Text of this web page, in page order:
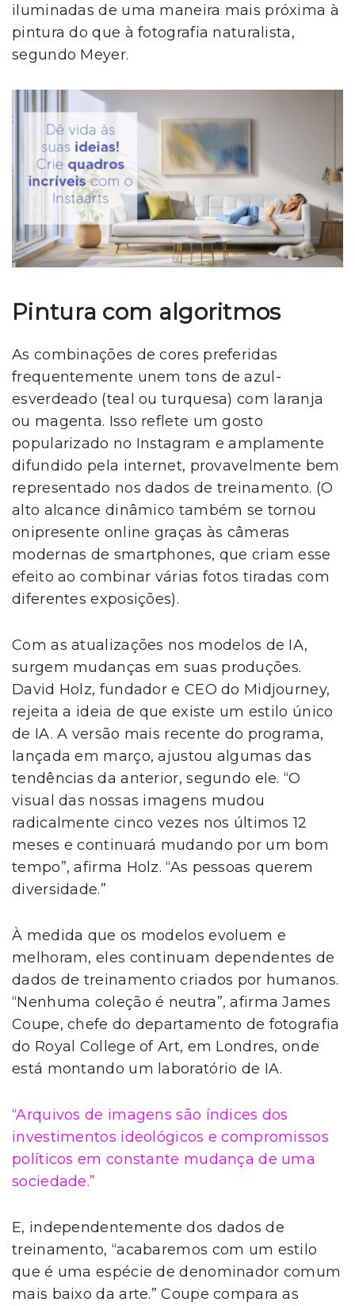
iluminadas de uma maneira mais próxima à
pintura do que à fotografia naturalista,
segundo Meyer.
Pintura com algoritmos
As combinações de cores preferidas
frequentemente unem tons de azul-
esverdeado (teal ou turquesa) com laranja
ou magenta. Isso reflete um gosto
popularizado no Instagram e amplamente
difundido pela internet, provavelmente bem
representado nos dados de treinamento. (O
alto alcance dinâmico também se tornou
onipresente online graças às câmeras
modernas de smartphones, que criam esse
efeito ao combinar várias fotos tiradas com
diferentes exposições).
Com as atualizações nos modelos de IA,
surgem mudanças em suas produções.
David Holz, fundador e CEO do Midjourney,
rejeita a ideia de que existe um estilo único
de IA. A versão mais recente do programa,
lançada em março, ajustou algumas das
tendências da anterior, segundo ele. “O
visual das nossas imagens mudou
radicalmente cinco vezes nos últimos 12
meses e continuará mudando por um bom
tempo”, afirma Holz. “As pessoas querem
diversidade.”
À medida que os modelos evoluem e
melhoram, eles continuam dependentes de
dados de treinamento criados por humanos.
“Nenhuma coleção é neutra”, afirma James
Coupe, chefe do departamento de fotografia
do Royal College of Art, em Londres, onde
está montando um laboratório de IA.
“Arquivos de imagens são índices dos
investimentos ideológicos e compromissos
políticos em constante mudança de uma
sociedade.”
E, independentemente dos dados de
treinamento, “acabaremos com um estilo
que é uma espécie de denominador comum
mais baixo da arte.” Coupe compara as